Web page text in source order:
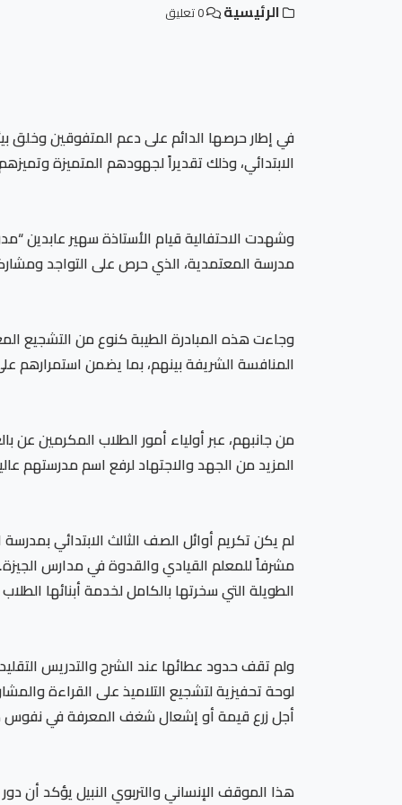
الرئيسية
في إطار حرصها الدائم على دعم المتفوقين وخلق
الابتدائي، وذلك تقديراً لجهودهم المتميزة
وشهدت الاحتفالية قيام الأستاذة سهير عابدين
مدرسة المعتمدية، الذي حرص على التواجد
وجاءت هذه المبادرة الطيبة كنوع من التشجيع
المنافسة الشريفة بينهم، بما يضمن استمرارهم
من جانبهم، عبر أولياء أمور الطلاب المكرمين عن
المزيد من الجهد والاجتهاد لرفع اسم مدرستهم
لم يكن تكريم أوائل الصف الثالث الابتدائي
مشرفاً للمعلم القيادي والقدوة في مدارس
الطويلة التي سخرتها بالكامل لخدمة أبنائها
ولم تقف حدود عطائها عند الشرح والتدريس
لوحة تحفيزية لتشجيع التلاميذ على القراءة
أجل زرع قيمة أو إشعال شغف المعرفة في نفوس
هذا الموقف الإنساني والتربوي النبيل يؤكد أن